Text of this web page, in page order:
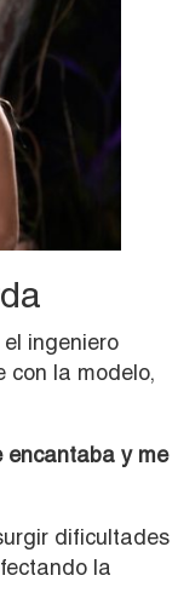
ingeniero
con la modelo,
encantaba y me
dificultades
la